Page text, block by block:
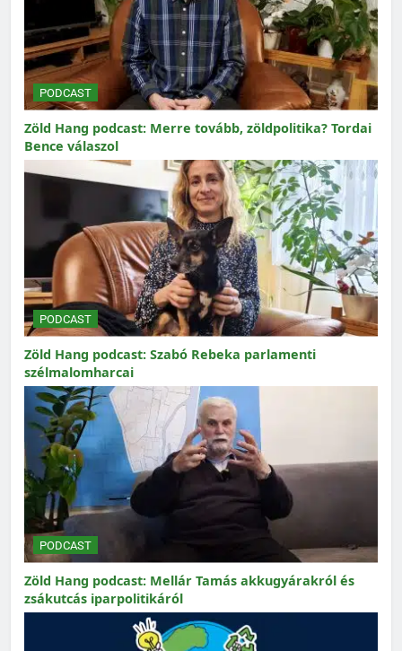
PODCAST
Zöld Hang podcast: Merre tovább, zöldpolitika? Tordai
Bence válaszol
PODCAST
Zöld Hang podcast: Szabó Rebeka parlamenti
szélmalomharcai
PODCAST
Zöld Hang podcast: Mellár Tamás akkugyárakról és
zsákutcás iparpolitikáról